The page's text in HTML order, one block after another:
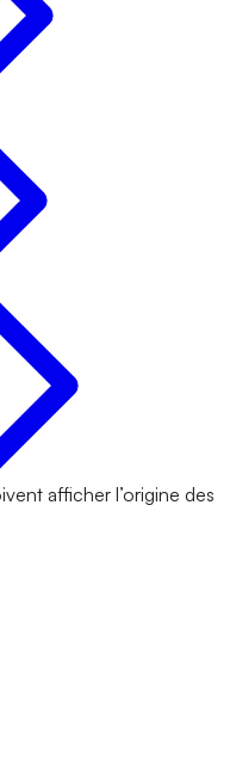
afficher l’origine des